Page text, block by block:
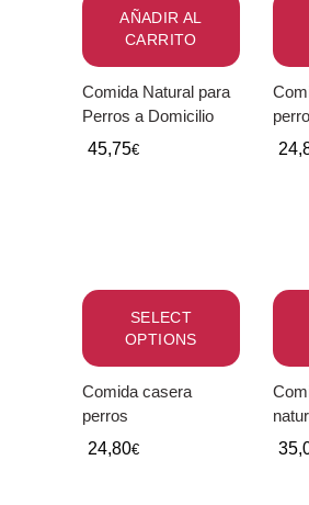
AÑADIR AL
CARRITO
Comida Natural para
Perros a Domicilio
45,75€
SELECT
OPTIONS
Comida casera
perros
24,80€